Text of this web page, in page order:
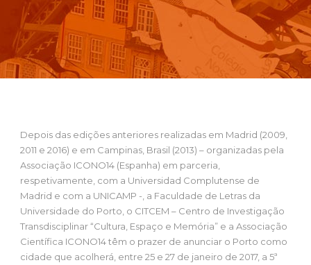
Depois das edições anteriores realizadas em Madrid (2009,
2011 e 2016) e em Campinas, Brasil (2013) – organizadas pela
Associação ICONO14 (Espanha) em parceria,
respetivamente, com a Universidad Complutense de
Madrid e com a UNICAMP -, a Faculdade de Letras da
Universidade do Porto, o CITCEM – Centro de Investigação
Transdisciplinar “Cultura, Espaço e Memória” e a Associação
Científica ICONO14 têm o prazer de anunciar o Porto como
cidade que acolherá, entre 25 e 27 de janeiro de 2017, a 5ª